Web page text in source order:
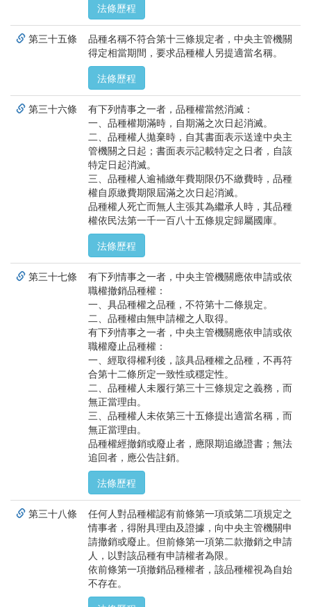
法條歷程
第三十五條
品種名稱不符合第十三條規定者，中央主管機關
得定相當期間，要求品種權人另提適當名稱。
法條歷程
第三十六條
有下列情事之一者，品種權當然消滅：
一、品種權期滿時，自期滿之次日起消滅。
二、品種權人拋棄時，自其書面表示送達中央主
管機關之日起；書面表示記載特定之日者，自該
特定日起消滅。
三、品種權人逾補繳年費期限仍不繳費時，品種
權自原繳費期限屆滿之次日起消滅。
品種權人死亡而無人主張其為繼承人時，其品種
權依民法第一千一百八十五條規定歸屬國庫。
法條歷程
第三十七條
有下列情事之一者，中央主管機關應依申請或依
職權撤銷品種權：
一、具品種權之品種，不符第十二條規定。
二、品種權由無申請權之人取得。
有下列情事之一者，中央主管機關應依申請或依
職權廢止品種權：
一、經取得權利後，該具品種權之品種，不再符
合第十二條所定一致性或穩定性。
二、品種權人未履行第三十三條規定之義務，而
無正當理由。
三、品種權人未依第三十五條提出適當名稱，而
無正當理由。
品種權經撤銷或廢止者，應限期追繳證書；無法
追回者，應公告註銷。
法條歷程
第三十八條
任何人對品種權認有前條第一項或第二項規定之
情事者，得附具理由及證據，向中央主管機關申
請撤銷或廢止。但前條第一項第二款撤銷之申請
人，以對該品種有申請權者為限。
依前條第一項撤銷品種權者，該品種權視為自始
不存在。